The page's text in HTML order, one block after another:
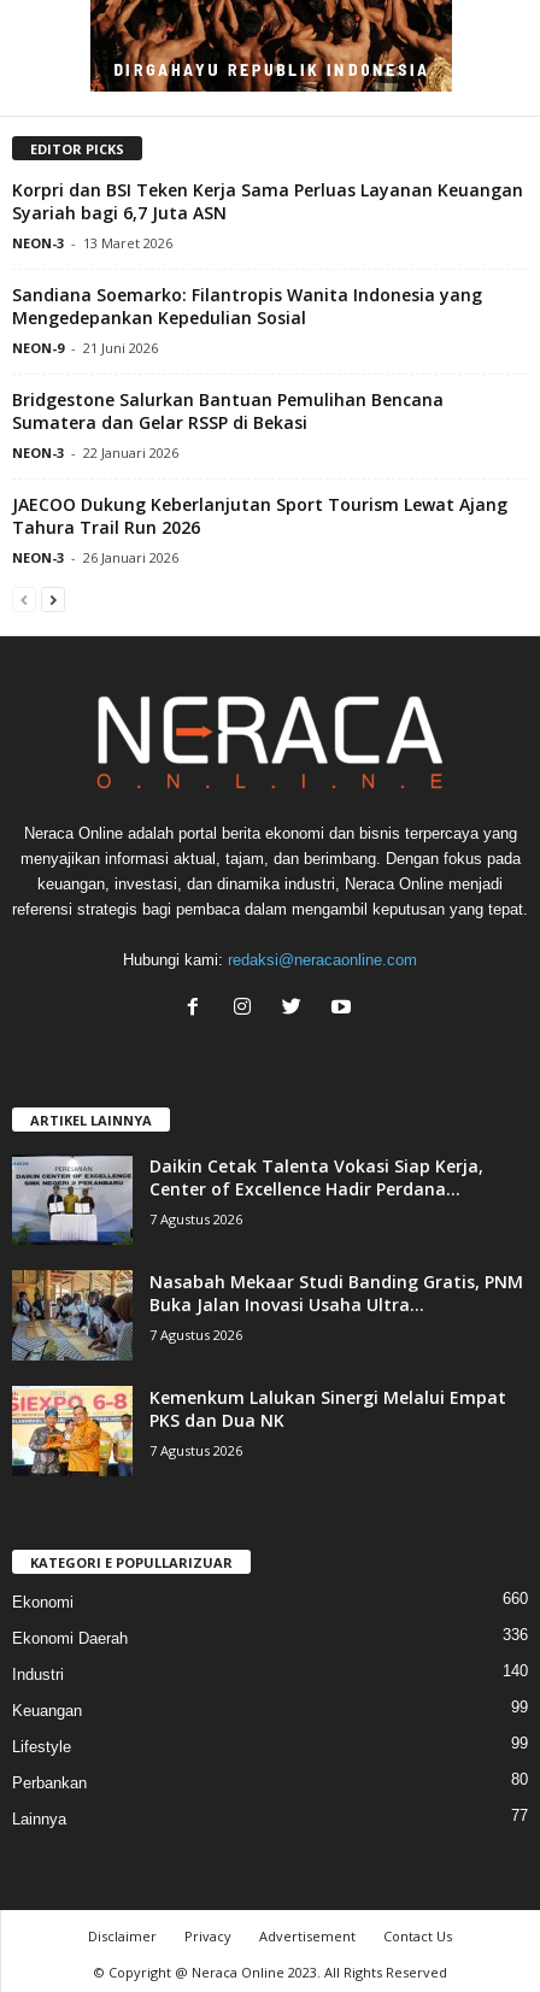
EDITOR PICKS
Korpri dan BSI Teken Kerja Sama Perluas Layanan Keuangan
Syariah bagi 6,7 Juta ASN
NEON-3 - 13 Maret 2026
Sandiana Soemarko: Filantropis Wanita Indonesia yang
Mengedepankan Kepedulian Sosial
NEON-9 - 21 Juni 2026
Bridgestone Salurkan Bantuan Pemulihan Bencana
Sumatera dan Gelar RSSP di Bekasi
NEON-3 - 22 Januari 2026
JAECOO Dukung Keberlanjutan Sport Tourism Lewat Ajang
Tahura Trail Run 2026
NEON-3 - 26 Januari 2026
Neraca Online adalah portal berita ekonomi dan bisnis terpercaya yang
menyajikan informasi aktual, tajam, dan berimbang. Dengan fokus pada
keuangan, investasi, dan dinamika industri, Neraca Online menjadi
referensi strategis bagi pembaca dalam mengambil keputusan yang tepat.
Hubungi kami: redaksi@neracaonline.com
ARTIKEL LAINNYA
Daikin Cetak Talenta Vokasi Siap Kerja,
Center of Excellence Hadir Perdana...
7 Agustus 2026
Nasabah Mekaar Studi Banding Gratis, PNM
Buka Jalan Inovasi Usaha Ultra...
7 Agustus 2026
Kemenkum Lalukan Sinergi Melalui Empat
PKS dan Dua NK
7 Agustus 2026
KATEGORI E POPULLARIZUAR
Ekonomi 660
Ekonomi Daerah 336
Industri 140
Keuangan 99
Lifestyle 99
Perbankan 80
Lainnya 77
Disclaimer Privacy Advertisement
Contact Us
© Copyright @ Neraca Online 2023. All Rights Reserved